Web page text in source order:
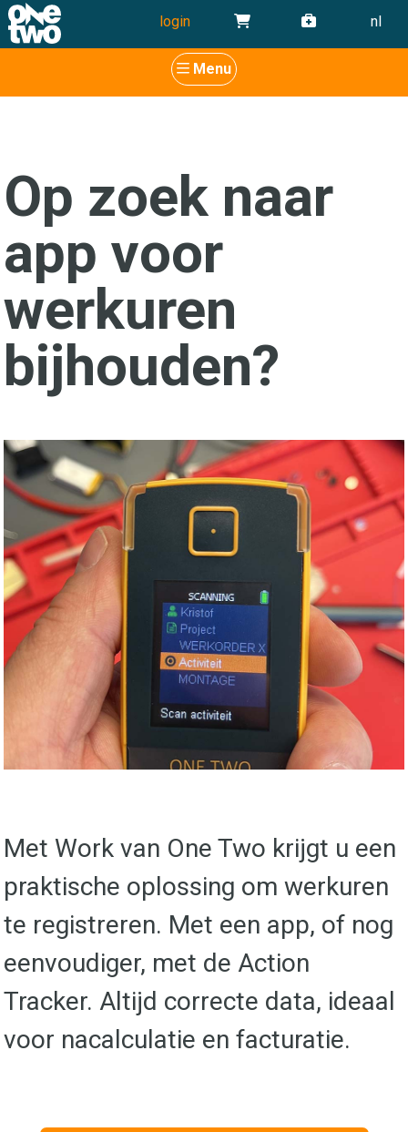
login nl
Menu
Op zoek naar
app voor
werkuren
bijhouden?
Met Work van One Two krijgt u een
praktische oplossing om werkuren
te registreren. Met een app, of nog
eenvoudiger, met de Action
Tracker. Altijd correcte data, ideaal
voor nacalculatie en facturatie.